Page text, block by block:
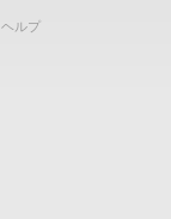
ヘルプ